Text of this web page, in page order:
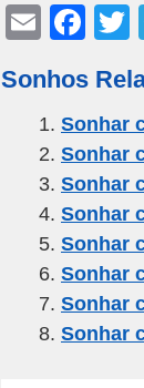
E
ail
F
c
e
b
o
o
k
Sonhos
Sonhar
Sonhar
Sonhar
Sonhar
Sonhar
Sonhar
Sonhar
Sonhar